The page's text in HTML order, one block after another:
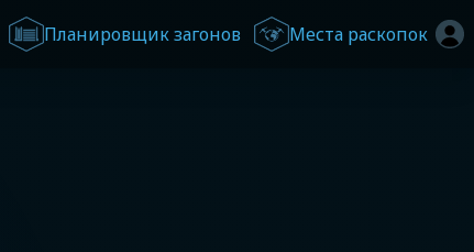
Планировщик загонов Места раскопок